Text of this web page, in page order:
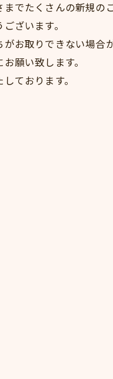
までたくさんの新規の
ざいます。
がお取りできない場合
願い致します。
ております。